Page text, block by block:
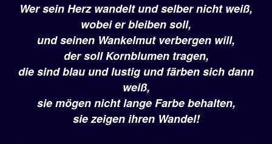
Wer sein Herz wandelt und selber nicht weiß,
wobei er bleiben soll,
und seinen Wankelmut verbergen will,
der soll Kornblumen tragen,
die sind blau und lustig und färben sich dann
weiß,
sie mögen nicht lange Farbe behalten,
sie zeigen ihren Wandel!